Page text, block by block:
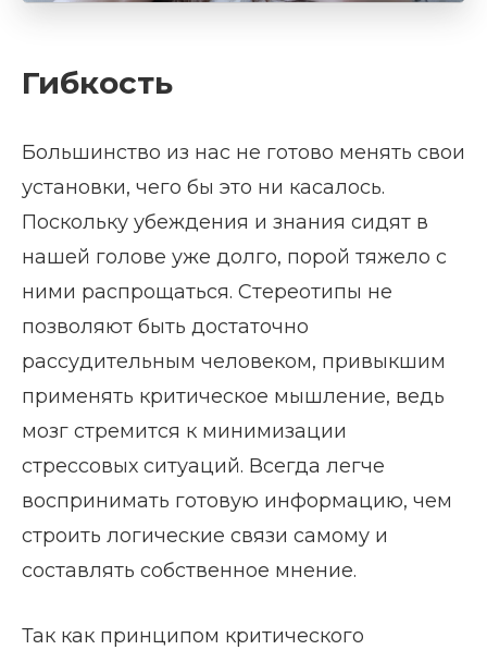
Гибкость
Большинство из нас не готово менять свои
установки, чего бы это ни касалось.
Поскольку убеждения и знания сидят в
нашей голове уже долго, порой тяжело с
ними распрощаться. Стереотипы не
позволяют быть достаточно
рассудительным человеком, привыкшим
применять критическое мышление, ведь
мозг стремится к минимизации
стрессовых ситуаций. Всегда легче
воспринимать готовую информацию, чем
строить логические связи самому и
составлять собственное мнение.
Так как принципом критического